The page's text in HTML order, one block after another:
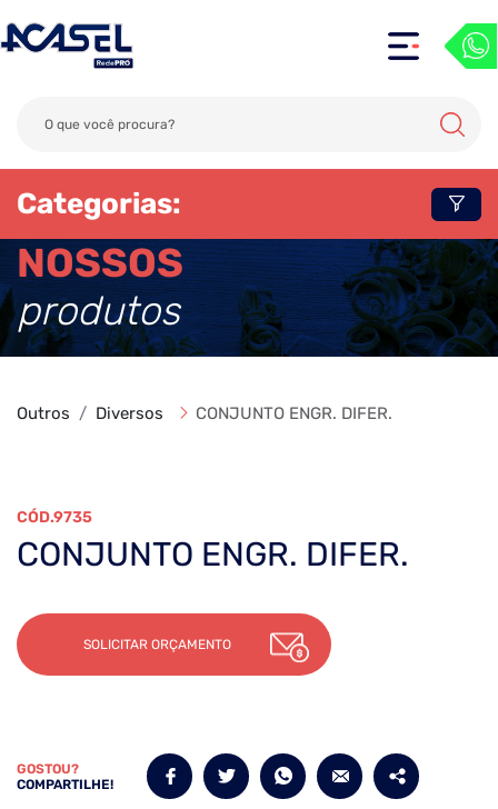
Categorias:
NOSSOS
produtos
Outros Diversos CONJUNTO ENGR. DIFER.
9735
CONJUNTO ENGR. DIFER.
SOLICITAR ORÇAMENTO
GOSTOU?
COMPARTILHE!